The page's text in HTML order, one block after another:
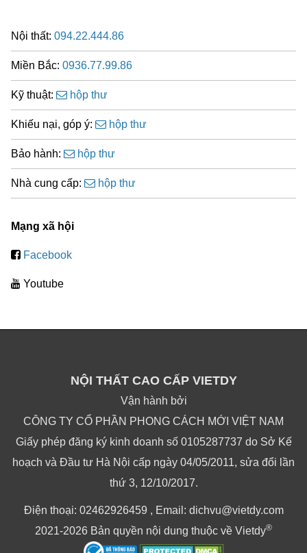
Nội thất: 094.22.444.86
Miền Bắc: 0936.77.99.86
Kỹ thuật: hộp thư
Khiếu nại, góp ý: hộp thư
Bảo hành: hộp thư
Nhà cung cấp: hộp thư
Mạng xã hội
Facebook
Youtube
NỘI THẤT CAO CẤP VIETDY
Vận hành bởi
CÔNG TY CỔ PHẦN PHONG CÁCH MỚI VIỆT NAM
Giấy phép đăng ký kinh doanh số 0105287737 do Sở Kế
hoạch và Đầu tư Hà Nội cấp ngày 04/05/2011, sửa đổi lần
thứ 3, 12/10/2017.
Điện thoại: 02462926459 , Email: dichvu@vietdy.com
2021-2026 Bản quyền nội dung thuộc về Vietdy®